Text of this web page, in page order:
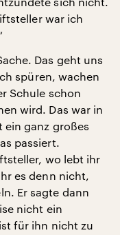
war ich
Das geht uns
spüren, wachen
Schule schon
wird. Das war in
ein ganz großes
passiert.
wo lebt ihr
es denn nicht,
Er sagte dann
nicht ein
für ihn nicht zu